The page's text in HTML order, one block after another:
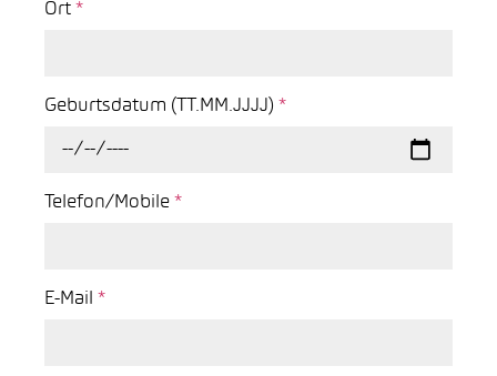
Ort *
Geburtsdatum (TT.MM.JJJJ) *
Telefon/Mobile *
E-Mail *